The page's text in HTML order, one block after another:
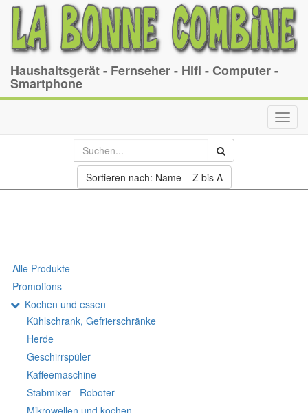
Haushaltsgerät - Fernseher - Hifi - Computer -
Smartphone
Sortieren nach: Name – Z bis A
Alle Produkte
Promotions
Kochen und essen
Kühlschrank, Gefrierschränke
Herde
Geschirrspüler
Kaffeemaschine
Stabmixer - Roboter
Mikrowellen und kochen